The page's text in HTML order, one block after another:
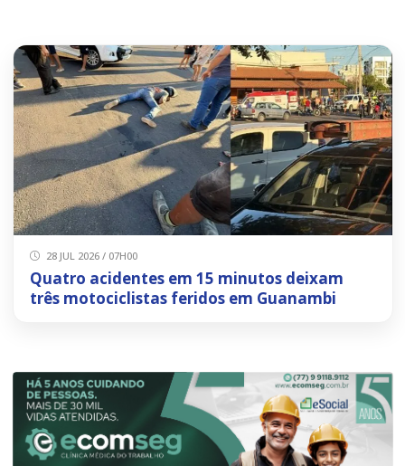
28 JUL 2026 / 07H00
Quatro acidentes em 15 minutos deixam
três motociclistas feridos em Guanambi